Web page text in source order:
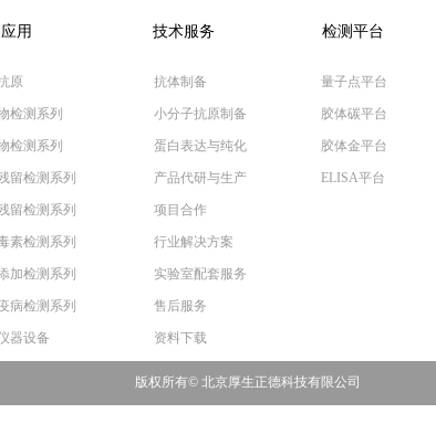
版权所有© 北京厚生正德科技有限公司
抗体制备
小分子抗原制备
蛋白表达与纯化
产品代研与生产
项目合作
行业解决方案
实验室配套服务
售后服务
资料下载
原
检测系列
检测系列
留检测系列
留检测系列
素检测系列
加检测系列
病检测系列
器设备
量子点平台
胶体碳平台
胶体金平台
ELISA平台
检测平台
技术服务
用